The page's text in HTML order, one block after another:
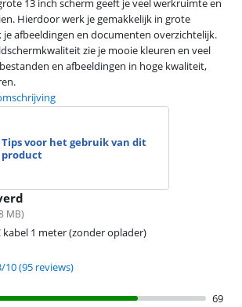
13 inch scherm geeft je veel werkruimte en
Hierdoor werk je gemakkelijk in grote
afbeeldingen en documenten overzichtelijk.
zie je mooie kleuren en veel
en afbeeldingen in hoge kwaliteit,
Tips voor het gebruik van dit
product
MB)
kabel 1 meter (zonder oplader)
gebaseerd op 95 reviews.
/10(95 reviews)
69